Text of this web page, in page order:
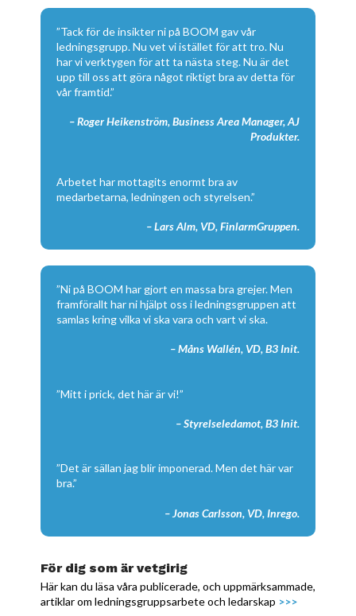
”Tack för de insikter ni på BOOM gav vår
ledningsgrupp. Nu vet vi istället för att tro. Nu
har vi verktygen för att ta nästa steg. Nu är det
upp till oss att göra något riktigt bra av detta för
vår framtid.”
– Roger Heikenström, Business Area Manager, AJ
Produkter.
Arbetet har mottagits enormt bra av
medarbetarna, ledningen och styrelsen.”
– Lars Alm, VD, FinlarmGruppen.
”Ni på BOOM har gjort en massa bra grejer. Men
framförallt har ni hjälpt oss i ledningsgruppen att
samlas kring vilka vi ska vara och vart vi ska.
– Måns Wallén, VD, B3 Init.
”Mitt i prick, det här är vi!”
– Styrelseledamot, B3 Init.
”Det är sällan jag blir imponerad. Men det här var
bra.”
– Jonas Carlsson, VD, Inrego.
För dig som är vetgirig
Här kan du läsa våra publicerade, och uppmärksammade,
artiklar om ledningsgruppsarbete och ledarskap >>>